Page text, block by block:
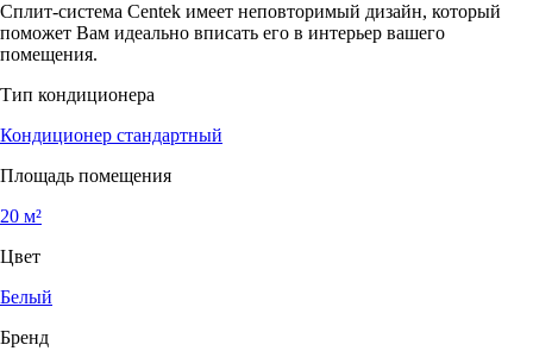
Сплит-система Centek имеет неповторимый дизайн, который
поможет Вам идеально вписать его в интерьер вашего
помещения.
Тип кондиционера
Кондиционер стандартный
Площадь помещения
20 м²
Цвет
Белый
Бренд